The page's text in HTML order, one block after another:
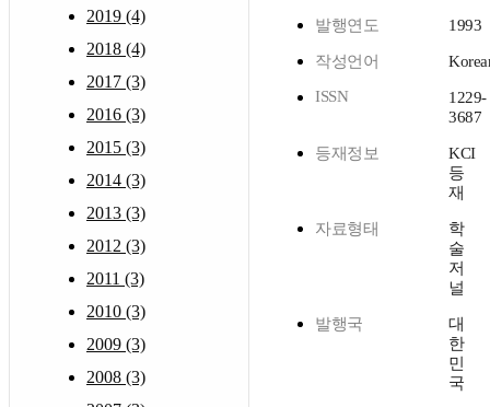
2019 (4)
2018 (4)
2017 (3)
2016 (3)
2015 (3)
2014 (3)
2013 (3)
2012 (3)
2011 (3)
2010 (3)
2009 (3)
2008 (3)
발행연도 1993
작성언어
ISSN
1229-
3687
등재정보
KCI
등
재
자료형태
학
술
저
널
발행국
대
한
민
국